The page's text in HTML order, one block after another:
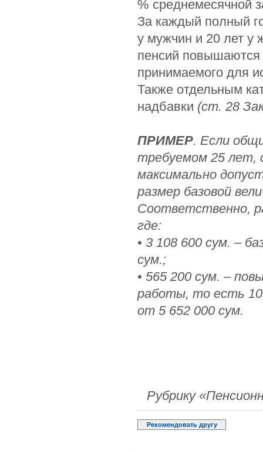
% среднемесячной
За каждый полный
у мужчин и 20 лет у
пенсий повышаются
принимаемого для
Также отдельным
надбавки (ст. 28
ПРИМЕР. Если
требуемом 25 лет,
максимально
размер базовой
Соответственно,
где:
• 3 108 600 сум. –
сум.;
• 565 200 сум. –
работы, то есть
от 5 652 000 сум.
Рубрику
Рекомендовать другу